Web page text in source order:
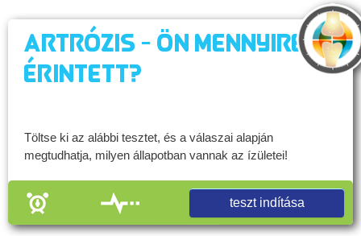
Artrózis - Ön mennyire
érintett?
Töltse ki az alábbi tesztet, és a válaszai alapján
megtudhatja, milyen állapotban vannak az ízületei!
teszt indítása